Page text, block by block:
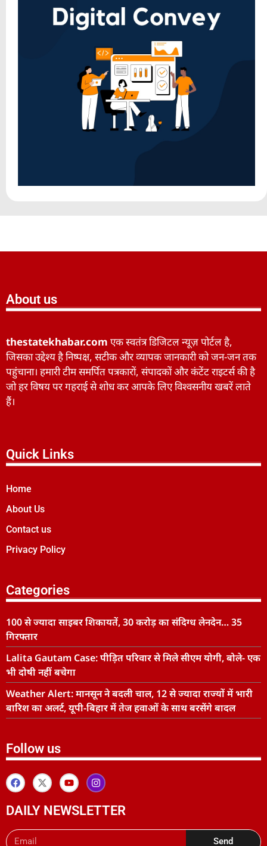
About us
thestatekhabar.com एक स्वतंत्र डिजिटल न्यूज़ पोर्टल है,
जिसका उद्देश्य है निष्पक्ष, सटीक और व्यापक जानकारी को जन-जन तक
पहुंचाना। हमारी टीम समर्पित पत्रकारों, संपादकों और कंटेंट राइटर्स की है
जो हर विषय पर गहराई से शोध कर आपके लिए विश्वसनीय खबरें लाते
हैं।
Quick Links
Home
About Us
Contact us
Privacy Policy
Categories
100 से ज्यादा साइबर शिकायतें, 30 करोड़ का संदिग्ध लेनदेन… 35
गिरफ्तार
Lalita Gautam Case: पीड़ित परिवार से मिले सीएम योगी, बोले- एक
भी दोषी नहीं बचेगा
Weather Alert: मानसून ने बदली चाल, 12 से ज्यादा राज्यों में भारी
बारिश का अलर्ट, यूपी-बिहार में तेज हवाओं के साथ बरसेंगे बादल
Follow us
DAILY NEWSLETTER
Send